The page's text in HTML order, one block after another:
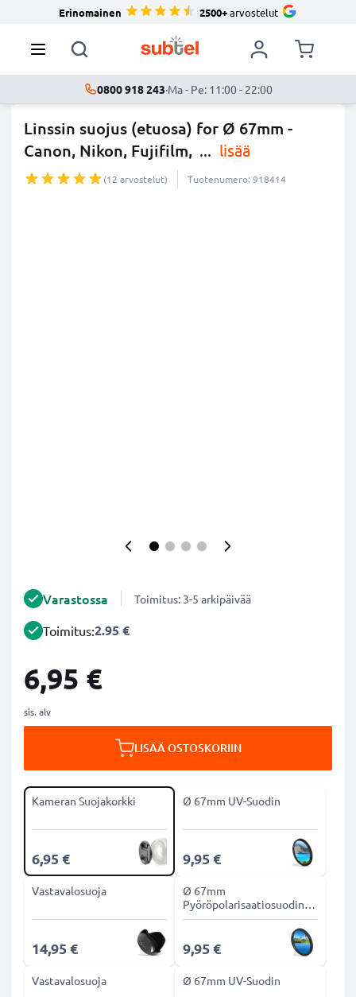
Erinomainen 2500+arvostelut
0800 918 243·Ma - Pe: 11:00 - 22:00
Linssin suojus (etuosa) for Ø 67mm -
Canon, Nikon, Fujifilm, ... lisää
(12 arvostelut) Tuotenumero: 918414
Varastossa Toimitus: 3-5 arkipäivää
Toimitus:2.95 €
6,95 €
sis. alv
LISÄÄ OSTOSKORIIN
Kameran Suojakorkki
6,95 €
Ø 67mm UV-Suodin
9,95 €
Vastavalosuoja
14,95 €
Ø 67mm
Pyöröpolarisaatiosuodin
CPL-suodin
9,95 €
Vastavalosuoja Ø 67mm UV-Suodin